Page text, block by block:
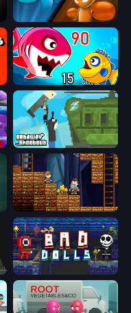
Drunken Boxing
Fish Eat Getting Big
Getaway Shootout
Miners' Adventure
Bad Dolls